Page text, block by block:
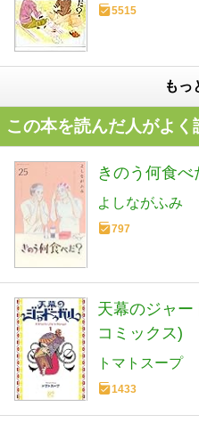
5515
もっ
この本を読んだ人がよく
きのう何食
よしながふみ
797
天幕のジャー
コミックス)
トマトスープ
1433